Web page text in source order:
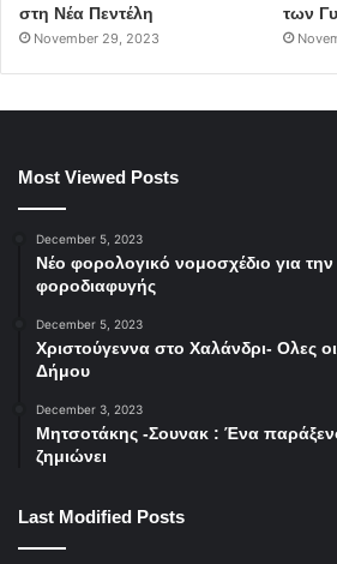
στη Νέα Πεντέλη
November 29, 2023
των
Most Viewed Posts
December 5, 2023
Νέο φορολογικό νομοσχέδιο για
φοροδιαφυγής
December 5, 2023
Χριστούγεννα στο Χαλάνδρι- Ολες
Δήμου
December 3, 2023
Μητσοτάκης -Σουνακ : Ένα
ζημιώνει
Last Modified Posts